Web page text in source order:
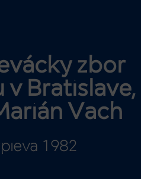
zbor
v Bratislave,
Vach
1982